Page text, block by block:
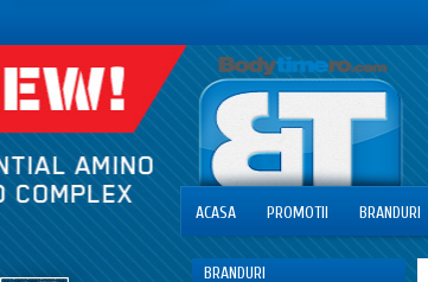
ACASA PROMOTII BRANDURI
BRANDURI